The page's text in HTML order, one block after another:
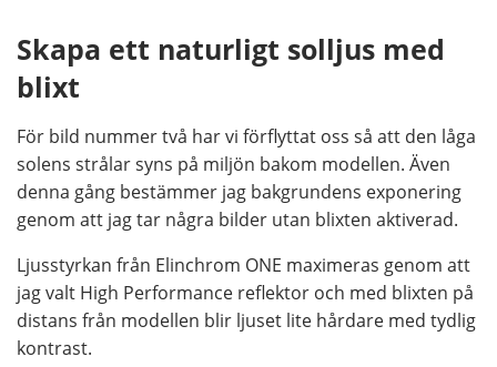
Skapa ett naturligt solljus med
blixt
För bild nummer två har vi förflyttat oss så att den låga
solens strålar syns på miljön bakom modellen. Även
denna gång bestämmer jag bakgrundens exponering
genom att jag tar några bilder utan blixten aktiverad.
Ljusstyrkan från Elinchrom ONE maximeras genom att
jag valt High Performance reflektor och med blixten på
distans från modellen blir ljuset lite hårdare med tydlig
kontrast.